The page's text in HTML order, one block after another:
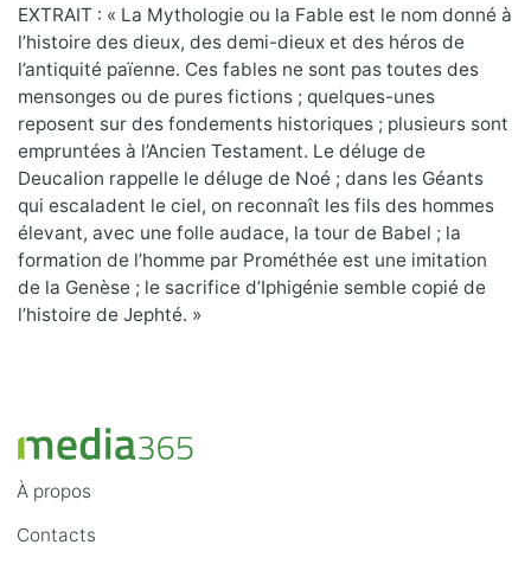
EXTRAIT : « La Mythologie ou la Fable est le nom donné à
l’histoire des dieux, des demi-dieux et des héros de
l’antiquité païenne. Ces fables ne sont pas toutes des
mensonges ou de pures fictions ; quelques-unes
reposent sur des fondements historiques ; plusieurs sont
empruntées à l’Ancien Testament. Le déluge de
Deucalion rappelle le déluge de Noé ; dans les Géants
qui escaladent le ciel, on reconnaît les fils des hommes
élevant, avec une folle audace, la tour de Babel ; la
formation de l’homme par Prométhée est une imitation
de la Genèse ; le sacrifice d’Iphigénie semble copié de
l’histoire de Jephté. »
À propos
Contacts